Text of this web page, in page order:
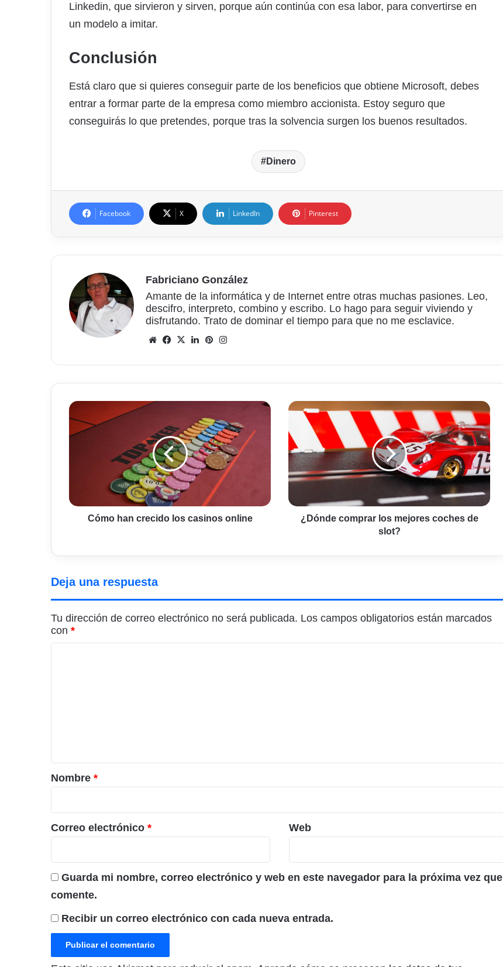
Linkedin, que sirvieron y sirven, porque aún continúa con esa labor, para convertirse en
un modelo a imitar.
Conclusión
Está claro que si quieres conseguir parte de los beneficios que obtiene Microsoft, debes
entrar a formar parte de la empresa como miembro accionista. Estoy seguro que
conseguirás lo que pretendes, porque tras la solvencia surgen los buenos resultados.
Dinero
Facebook X LinkedIn Pinterest
Fabriciano González
Amante de la informática y de Internet entre otras muchas pasiones. Leo,
descifro, interpreto, combino y escribo. Lo hago para seguir viviendo y
disfrutando. Trato de dominar el tiempo para que no me esclavice.
Sitio
Facebook
X LinkedInPinterest
Cómo
han
crecido
Cómo han crecido los casinos online
¿Dónde
comprar
los
mejores
coches
de
slot?
¿Dónde comprar los mejores coches de
slot?
Deja una respuesta
Tu dirección de correo electrónico no será publicada. Los campos obligatorios están marcados
con *
r
i
o
*
Nombre *
Correo electrónico * Web
Guarda mi nombre, correo electrónico y web en este navegador para la próxima vez que
comente.
Recibir un correo electrónico con cada nueva entrada.